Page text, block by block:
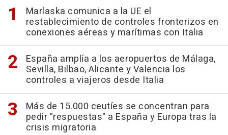
Marlaska comunica a la UE el
restablecimiento de controles fronterizos en
conexiones aéreas y marítimas con Italia
España amplía a los aeropuertos de Málaga,
Sevilla, Bilbao, Alicante y Valencia los
controles a viajeros desde Italia
Más de 15.000 ceutíes se concentran para
pedir "respuestas" a España y Europa tras la
crisis migratoria